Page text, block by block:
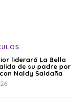
liderará La Bella
de su padre por
Naldy Saldaña